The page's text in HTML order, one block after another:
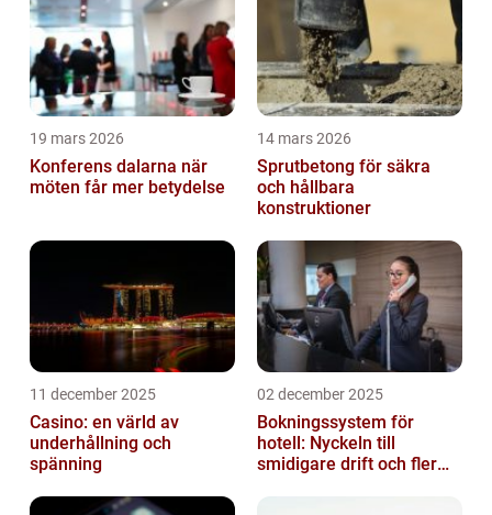
...
19 mars 2026
Konferens dalarna när
möten får mer betydelse
14 mars 2026
Sprutbetong för säkra
och hållbara
konstruktioner
11 december 2025
Casino: en värld av
underhållning och
spänning
02 december 2025
Bokningssystem för
hotell: Nyckeln till
smidigare drift och fler